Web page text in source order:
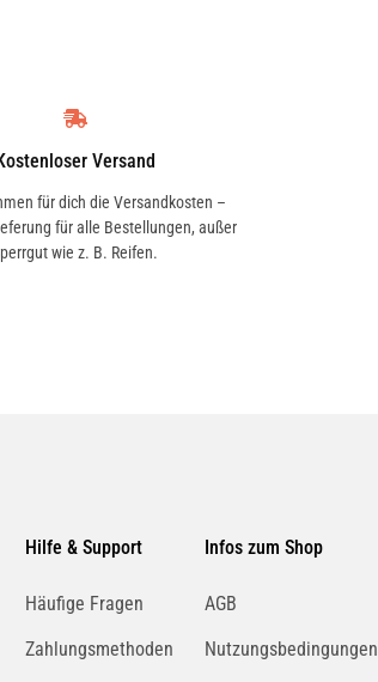
Versand
für dich die Versandkosten –
für alle Bestellungen, außer
wie z. B. Reifen.
Hilfe & Support
Häufige Fragen
Zahlungsmethoden
Infos zum Shop
AGB
Nutzungsbedingungen